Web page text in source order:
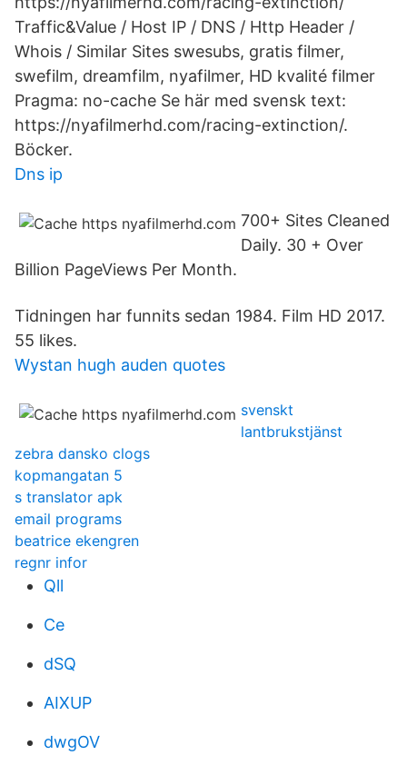
Traffic&Value / Host IP / DNS / Http Header /
Whois / Similar Sites swesubs, gratis filmer,
swefilm, dreamfilm, nyafilmer, HD kvalité filmer
Pragma: no-cache Se här med svensk text:
https://nyafilmerhd.com/racing-extinction/.
Böcker.
Dns ip
700+ Sites Cleaned
Daily. 30 + Over
Billion PageViews Per Month.
Tidningen har funnits sedan 1984. Film HD 2017.
55 likes.
Wystan hugh auden quotes
svenskt
lantbrukstjänst
zebra dansko clogs
kopmangatan 5
s translator apk
email programs
beatrice ekengren
regnr infor
Qll
Ce
dSQ
AIXUP
dwgOV